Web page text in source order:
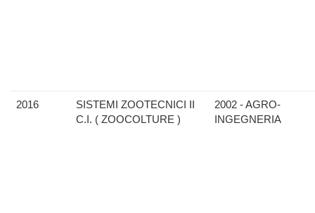
2016
SISTEMI ZOOTECNICI II
C.I. ( ZOOCOLTURE )
2002 - AGRO-
INGEGNERIA